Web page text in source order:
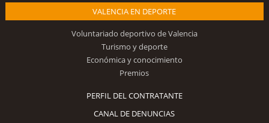
VALENCIA EN DEPORTE
Voluntariado deportivo de Valencia
Turismo y deporte
Económica y conocimiento
Premios
PERFIL DEL CONTRATANTE
CANAL DE DENUNCIAS